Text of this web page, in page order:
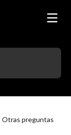
Otras preguntas